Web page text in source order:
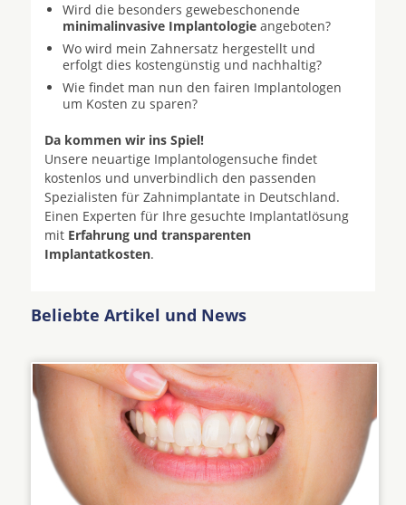
Wird die besonders gewebeschonende
minimalinvasive Implantologie angeboten?
Wo wird mein Zahnersatz hergestellt und
erfolgt dies kostengünstig und nachhaltig?
Wie findet man nun den fairen Implantologen
um Kosten zu sparen?
Da kommen wir ins Spiel!
Unsere neuartige Implantologensuche findet
kostenlos und unverbindlich den passenden
Spezialisten für Zahnimplantate in Deutschland.
Einen Experten für Ihre gesuchte Implantatlösung
mit Erfahrung und transparenten
Implantatkosten.
Beliebte Artikel und News